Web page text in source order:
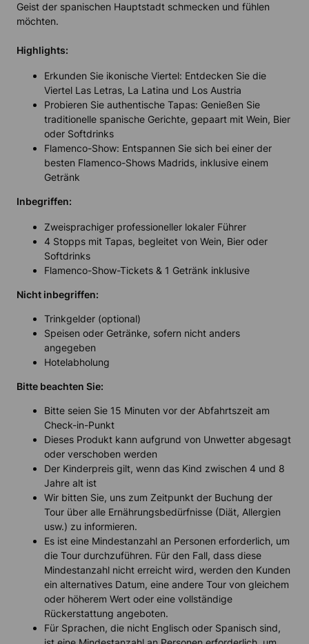
Geist der spanischen Hauptstadt schmecken und fühlen
möchten.
Highlights:
Erkunden Sie ikonische Viertel: Entdecken Sie die
Viertel Las Letras, La Latina und Los Austria
Probieren Sie authentische Tapas: Genießen Sie
traditionelle spanische Gerichte, gepaart mit Wein, Bier
oder Softdrinks
Flamenco-Show: Entspannen Sie sich bei einer der
besten Flamenco-Shows Madrids, inklusive einem
Getränk
Inbegriffen:
Zweisprachiger professioneller lokaler Führer
4 Stopps mit Tapas, begleitet von Wein, Bier oder
Softdrinks
Flamenco-Show-Tickets & 1 Getränk inklusive
Nicht inbegriffen:
Trinkgelder (optional)
Speisen oder Getränke, sofern nicht anders
angegeben
Hotelabholung
Bitte beachten Sie:
Bitte seien Sie 15 Minuten vor der Abfahrtszeit am
Check-in-Punkt
Dieses Produkt kann aufgrund von Unwetter abgesagt
oder verschoben werden
Der Kinderpreis gilt, wenn das Kind zwischen 4 und 8
Jahre alt ist
Wir bitten Sie, uns zum Zeitpunkt der Buchung der
Tour über alle Ernährungsbedürfnisse (Diät, Allergien
usw.) zu informieren.
Es ist eine Mindestanzahl an Personen erforderlich, um
die Tour durchzuführen. Für den Fall, dass diese
Mindestanzahl nicht erreicht wird, werden den Kunden
ein alternatives Datum, eine andere Tour von gleichem
oder höherem Wert oder eine vollständige
Rückerstattung angeboten.
Für Sprachen, die nicht Englisch oder Spanisch sind,